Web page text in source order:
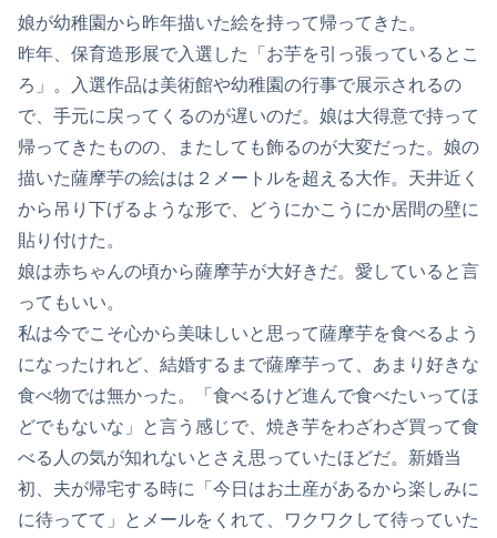
娘が幼稚園から昨年描いた絵を持って帰ってきた。
昨年、保育造形展で入選した「お芋を引っ張っているとこ
ろ」。入選作品は美術館や幼稚園の行事で展示されるの
で、手元に戻ってくるのが遅いのだ。娘は大得意で持って
帰ってきたものの、またしても飾るのが大変だった。娘の
描いた薩摩芋の絵はは２メートルを超える大作。天井近く
から吊り下げるような形で、どうにかこうにか居間の壁に
貼り付けた。
娘は赤ちゃんの頃から薩摩芋が大好きだ。愛していると言
ってもいい。
私は今でこそ心から美味しいと思って薩摩芋を食べるよう
になったけれど、結婚するまで薩摩芋って、あまり好きな
食べ物では無かった。「食べるけど進んで食べたいってほ
どでもないな」と言う感じで、焼き芋をわざわざ買って食
べる人の気が知れないとさえ思っていたほどだ。新婚当
初、夫が帰宅する時に「今日はお土産があるから楽しみに
に待ってて」とメールをくれて、ワクワクして待っていた